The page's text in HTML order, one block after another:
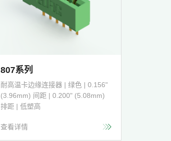
807系列
耐高温卡边缘连接器 | 绿色 | 0.156"
(3.96mm) 间距 | 0.200" (5.08mm)
排距 | 低塑高
查看详情